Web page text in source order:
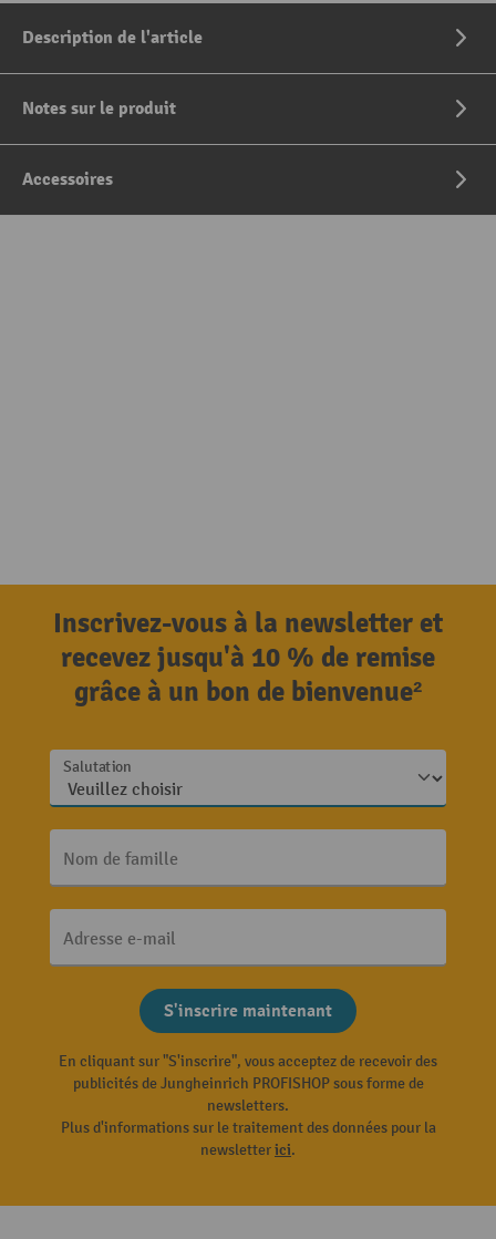
Description de l'article
Notes sur le produit
Accessoires
Inscrivez-vous à la newsletter et
recevez jusqu'à 10 % de remise
grâce à un bon de bienvenue²
Salutation
Nom de famille
Adresse e-mail
S'inscrire maintenant
En cliquant sur "S'inscrire", vous acceptez de recevoir des
publicités de Jungheinrich PROFISHOP sous forme de
newsletters.
Plus d'informations sur le traitement des données pour la
newsletterici.